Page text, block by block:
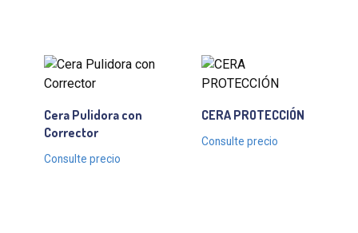
Cera Pulidora con
Corrector
Consulte precio
CERA PROTECCIÓN
Consulte precio